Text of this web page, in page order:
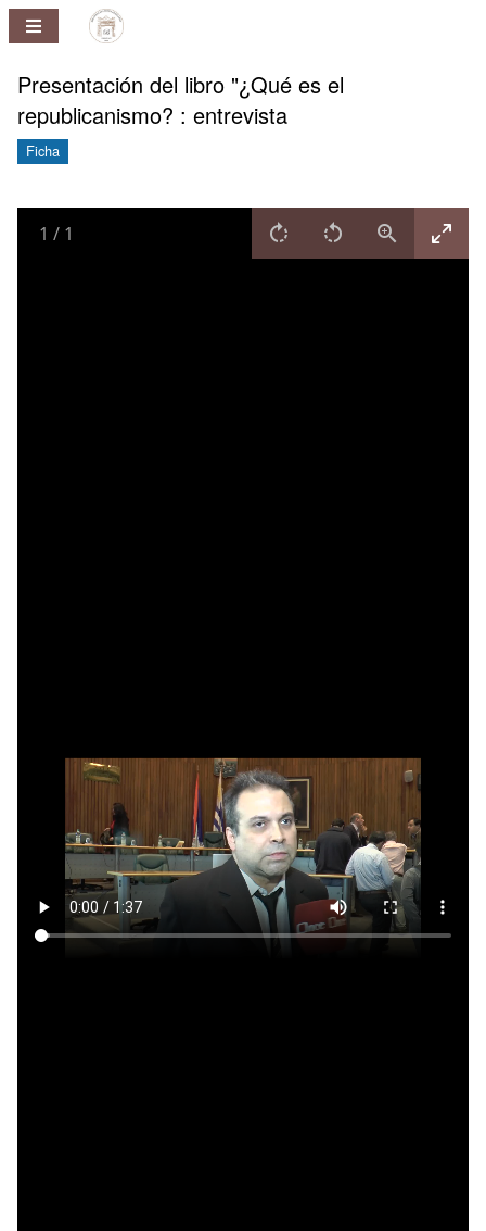
Repositorio
Ney
Ferreira
Huelmo
Presentación del libro "¿Qué es el
republicanismo? : entrevista
Ficha
1 / 1